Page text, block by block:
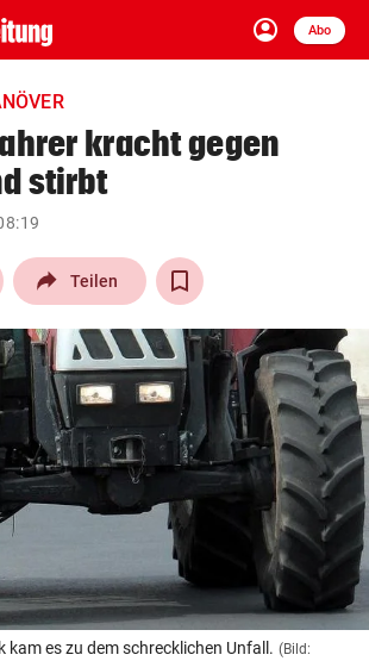
account_circle
Anmelden
Abo
close Schließen
arrow_right
GmbH & Co KG 2026
Wien
kracht gegen
stirbt
Teilen
kam es zu dem schrecklichen Unfall. (Bild: